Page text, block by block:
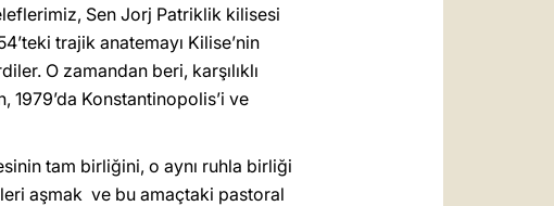
Sen Jorj Patriklik kilisesi
trajik anatemayı Kilise’nin
O zamandan beri, karşılıklı
1979’da Konstantinopolis’i ve
tam birliğini, o aynı ruhla birliği
aşmak ve bu amaçtaki pastoral